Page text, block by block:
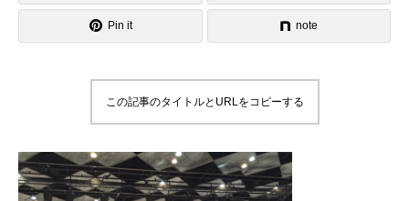
Pin it note
この記事のタイトルとURLをコピーする